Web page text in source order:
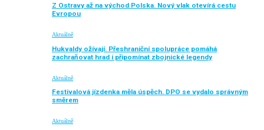
Z Ostravy až na východ Polska. Nový vlak otevírá cestu
Evropou
Aktuálně
Hukvaldy ožívají. Přeshraniční spolupráce pomáhá
zachraňovat hrad i připomínat zbojnické legendy
Aktuálně
Festivalová jízdenka měla úspěch. DPO se vydalo správným
směrem
Aktuálně